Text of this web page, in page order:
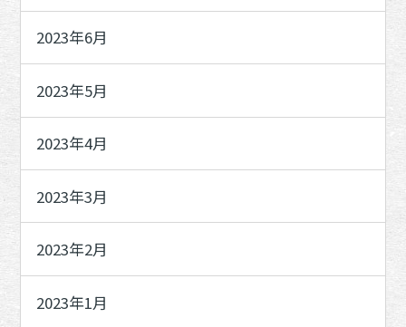
2023年6月
2023年5月
2023年4月
2023年3月
2023年2月
2023年1月